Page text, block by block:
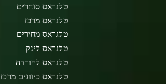
טלגראס סוחרים
טלגראס מרכז
טלגראס מחירים
טלגראס לינק
טלגראס להורדה
טלגראס כיוונים מרכז